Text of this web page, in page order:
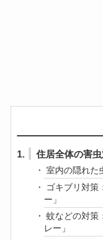
1. 住居全体の害
室内の隠れた
ゴキブリ対策
ー」
蚊などの対策
レー」